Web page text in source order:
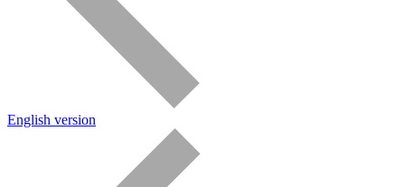
English version